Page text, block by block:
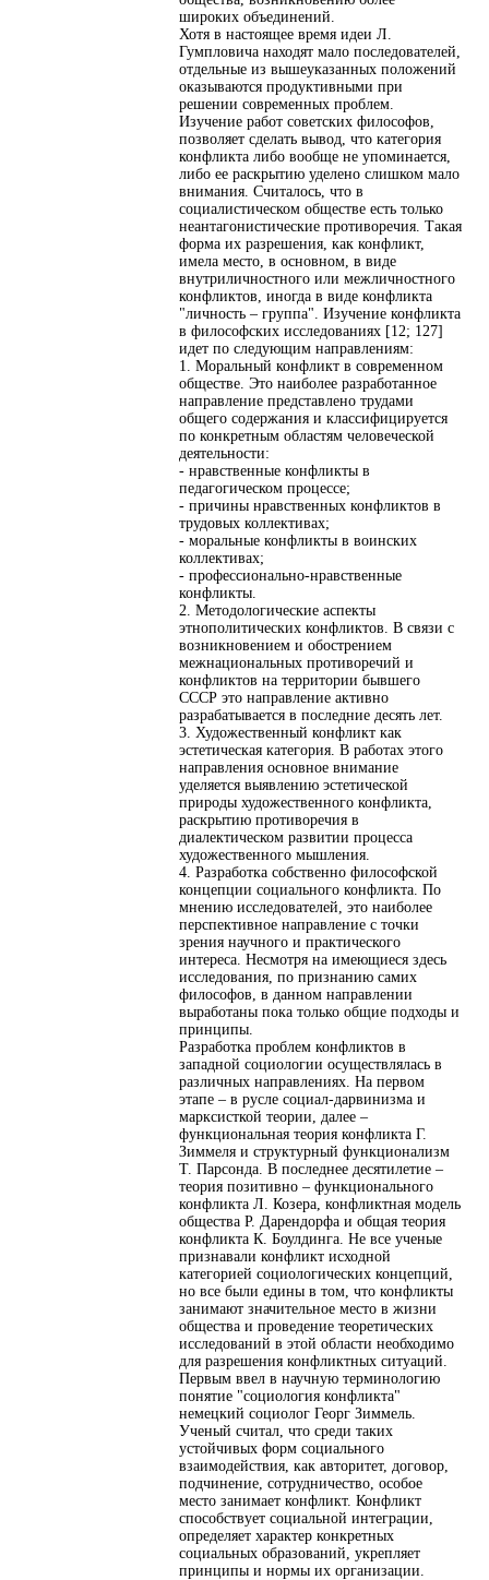
широких объединений.
Хотя в настоящее время идеи Л.
Гумпловича находят мало последователей,
отдельные из вышеуказанных положений
оказываются продуктивными при
решении современных проблем.
Изучение работ советских философов,
позволяет сделать вывод, что категория
конфликта либо вообще не упоминается,
либо ее раскрытию уделено слишком мало
внимания. Считалось, что в
социалистическом обществе есть только
неантагонистические противоречия. Такая
форма их разрешения, как конфликт,
имела место, в основном, в виде
внутриличностного или межличностного
конфликтов, иногда в виде конфликта
"личность – группа". Изучение конфликта
в философских исследованиях [12; 127]
идет по следующим направлениям:
1. Моральный конфликт в современном
обществе. Это наиболее разработанное
направление представлено трудами
общего содержания и классифицируется
по конкретным областям человеческой
деятельности:
- нравственные конфликты в
педагогическом процессе;
- причины нравственных конфликтов в
трудовых коллективах;
- моральные конфликты в воинских
коллективах;
- профессионально-нравственные
конфликты.
2. Методологические аспекты
этнополитических конфликтов. В связи с
возникновением и обострением
межнациональных противоречий и
конфликтов на территории бывшего
СССР это направление активно
разрабатывается в последние десять лет.
3. Художественный конфликт как
эстетическая категория. В работах этого
направления основное внимание
уделяется выявлению эстетической
природы художественного конфликта,
раскрытию противоречия в
диалектическом развитии процесса
художественного мышления.
4. Разработка собственно философской
концепции социального конфликта. По
мнению исследователей, это наиболее
перспективное направление с точки
зрения научного и практического
интереса. Несмотря на имеющиеся здесь
исследования, по признанию самих
философов, в данном направлении
выработаны пока только общие подходы и
принципы.
Разработка проблем конфликтов в
западной социологии осуществлялась в
различных направлениях. На первом
этапе – в русле социал-дарвинизма и
марксисткой теории, далее –
функциональная теория конфликта Г.
Зиммеля и структурный функционализм
Т. Парсонда. В последнее десятилетие –
теория позитивно – функционального
конфликта Л. Козера, конфликтная модель
общества Р. Дарендорфа и общая теория
конфликта К. Боулдинга. Не все ученые
признавали конфликт исходной
категорией социологических концепций,
но все были едины в том, что конфликты
занимают значительное место в жизни
общества и проведение теоретических
исследований в этой области необходимо
для разрешения конфликтных ситуаций.
Первым ввел в научную терминологию
понятие "социология конфликта"
немецкий социолог Георг Зиммель.
Ученый считал, что среди таких
устойчивых форм социального
взаимодействия, как авторитет, договор,
подчинение, сотрудничество, особое
место занимает конфликт. Конфликт
способствует социальной интеграции,
определяет характер конкретных
социальных образований, укрепляет
принципы и нормы их организации.